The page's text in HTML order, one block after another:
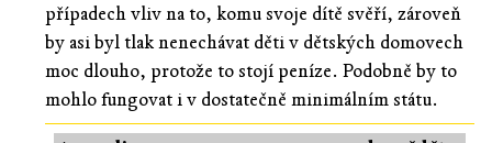
případech vliv na to, komu svoje dítě svěří, zároveň
by asi byl tlak nenechávat děti v dětských domovech
moc dlouho, protože to stojí peníze. Podobně by to
mohlo fungovat i v dostatečně minimálním státu.